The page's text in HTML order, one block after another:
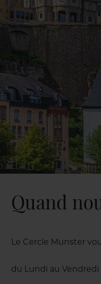
Quand
Le Cercle Munster
du Lundi au Vendredi